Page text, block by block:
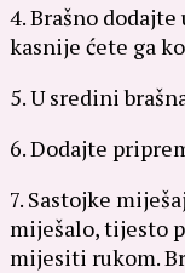
4. Brašno
kasnije ćete ga
5. U sredini
6. Dodajte
7. Sastojke
miješalo, tijesto
mijesiti rukom.